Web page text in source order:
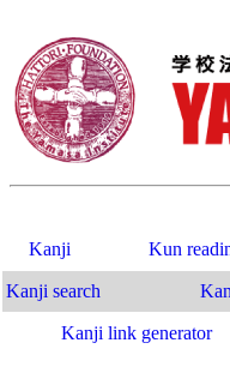
Kanji Kun
Kanji search
Kanji link generator